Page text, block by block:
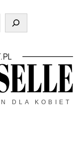
DLA KOBIET